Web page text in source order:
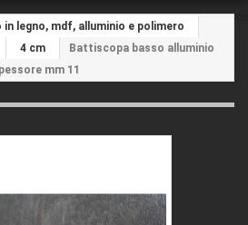
legno, mdf, alluminio e polimero
4 cm
Battiscopa basso alluminio
mm 11